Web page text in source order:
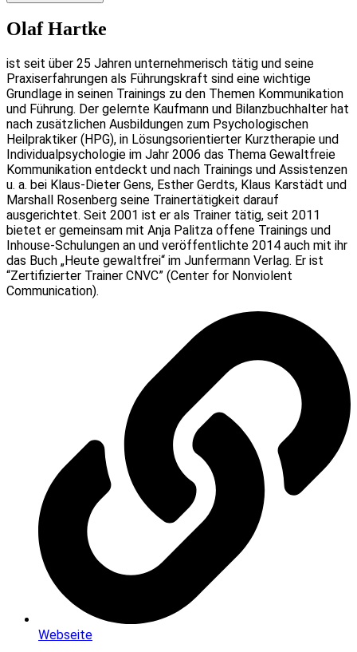
Olaf Hartke
ist seit über 25 Jahren unternehmerisch tätig und seine
Praxiserfahrungen als Führungskraft sind eine wichtige
Grundlage in seinen Trainings zu den Themen Kommunikation
und Führung. Der gelernte Kaufmann und Bilanzbuchhalter hat
nach zusätzlichen Ausbildungen zum Psychologischen
Heilpraktiker (HPG), in Lösungsorientierter Kurztherapie und
Individualpsychologie im Jahr 2006 das Thema Gewaltfreie
Kommunikation entdeckt und nach Trainings und Assistenzen
u. a. bei Klaus-Dieter Gens, Esther Gerdts, Klaus Karstädt und
Marshall Rosenberg seine Trainertätigkeit darauf
ausgerichtet. Seit 2001 ist er als Trainer tätig, seit 2011
bietet er gemeinsam mit Anja Palitza offene Trainings und
Inhouse-Schulungen an und veröffentlichte 2014 auch mit ihr
das Buch „Heute gewaltfrei“ im Junfermann Verlag. Er ist
“Zertifizierter Trainer CNVC” (Center for Nonviolent
Communication).
Webseite